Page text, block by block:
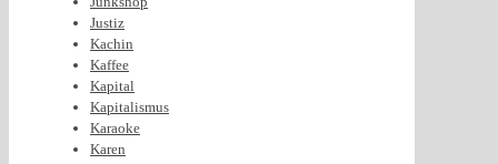
Justiz
Kachin
Kaffee
Kapital
Kapitalismus
Karaoke
Karen